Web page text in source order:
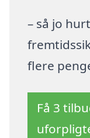
– så jo
flere
Få 3